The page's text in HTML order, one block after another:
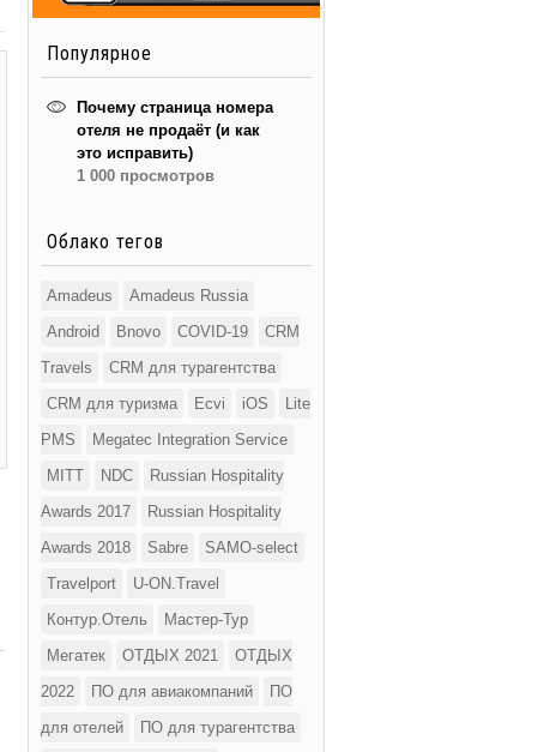
Популярное
Почему страница номера
отеля не продаёт (и как
это исправить)
1 000 просмотров
Облако тегов
Amadeus
Amadeus Russia
Android
Bnovo COVID-19
CRM
Travels
CRM для турагентства
CRM для туризма
Ecvi iOS
Lite
PMS
Megatec Integration Service
MITT
NDC
Russian Hospitality
Awards 2017
Russian Hospitality
Awards 2018
Sabre
SAMO-select
Travelport
U-ON.Travel
Контур.Отель
Мастер-Тур
Мегатек
ОТДЫХ 2021
ОТДЫХ
2022
ПО для авиакомпаний
ПО
для отелей
ПО для турагентства